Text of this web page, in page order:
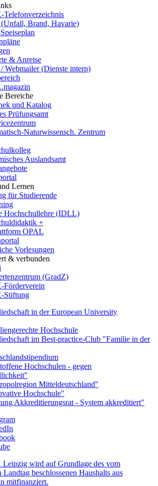
Brand, Havarie)
& Anreise
Webmailer (Dienste intern)
Bereiche
und Katalog
Prüfungsamt
Naturwissensch. Zentrum
Auslandsamt
Lernen
für Studierende
Hochschullehre (IDLL)
+
OPAL
Vorlesungen
& verbunden
(GradZ)
Stiftung
wird auf Grundlage des vom
Landtag beschlossenen Haushalts aus
mitfinanziert.